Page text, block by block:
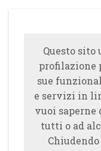
Questo
profilazione
sue
e servizi in
vuoi saperne
tutti o ad